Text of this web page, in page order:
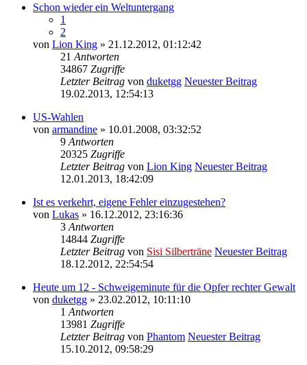
Schon wieder ein Weltuntergang
1
2
von Lion King » 21.12.2012, 01:12:42
21 Antworten
34867 Zugriffe
Letzter Beitrag von duketgg Neuester Beitrag
19.02.2013, 12:54:13
US-Wahlen
von armandine » 10.01.2008, 03:32:52
9 Antworten
20325 Zugriffe
Letzter Beitrag von Lion King Neuester Beitrag
12.01.2013, 18:42:09
Ist es verkehrt, eigene Fehler einzugestehen?
von Lukas » 16.12.2012, 23:16:36
3 Antworten
14844 Zugriffe
Letzter Beitrag von Sisi Silberträne Neuester Beitrag
18.12.2012, 22:54:54
Heute um 12 - Schweigeminute für die Opfer rechter Gewalt
von duketgg » 23.02.2012, 10:11:10
1 Antworten
13981 Zugriffe
Letzter Beitrag von Phantom Neuester Beitrag
15.10.2012, 09:58:29